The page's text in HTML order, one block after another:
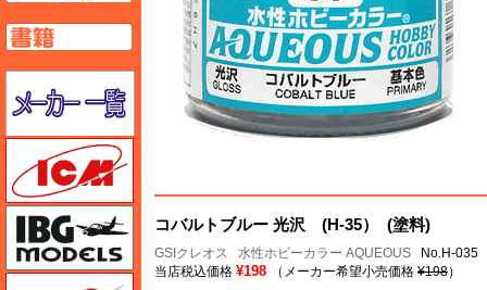
コバルトブルー 光沢 (H-35） (塗料)
GSIクレオス 水性ホビーカラー AQUEOUS No.H-035
当店税込価格 ¥198 （メーカー希望小売価格 ¥198）
書籍ページへ
メーカー一覧のページはこちら
Avioni-X（アヴィオニクス）